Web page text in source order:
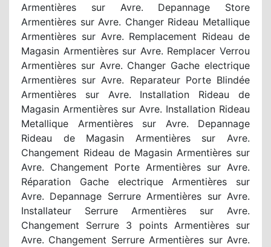
Armentières sur Avre. Depannage Store
Armentières sur Avre. Changer Rideau Metallique
Armentières sur Avre. Remplacement Rideau de
Magasin Armentières sur Avre. Remplacer Verrou
Armentières sur Avre. Changer Gache electrique
Armentières sur Avre. Reparateur Porte Blindée
Armentières sur Avre. Installation Rideau de
Magasin Armentières sur Avre. Installation Rideau
Metallique Armentières sur Avre. Depannage
Rideau de Magasin Armentières sur Avre.
Changement Rideau de Magasin Armentières sur
Avre. Changement Porte Armentières sur Avre.
Réparation Gache electrique Armentières sur
Avre. Depannage Serrure Armentières sur Avre.
Installateur Serrure Armentières sur Avre.
Changement Serrure 3 points Armentières sur
Avre. Changement Serrure Armentières sur Avre.